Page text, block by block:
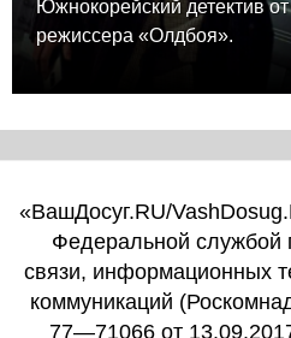
Южнокорейский детектив от
режиссера «Олдбоя».
«ВашДосуг.RU/
Федеральной службой
связи, информационных
коммуникаций
77—71066 от